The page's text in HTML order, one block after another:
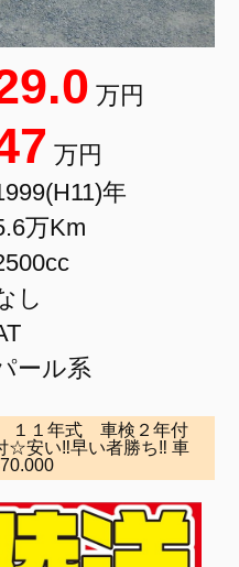
万円
万円
年
万Km
し
ール系
１年式 車検２年付
☆安い‼早い者勝ち‼ 車